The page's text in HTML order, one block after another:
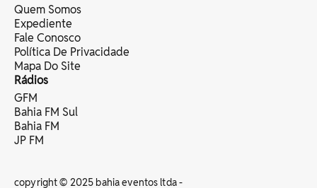
Quem Somos
Expediente
Fale Conosco
Política De Privacidade
Mapa Do Site
Rádios
GFM
Bahia FM Sul
Bahia FM
JP FM
copyright © 2025 bahia eventos ltda -